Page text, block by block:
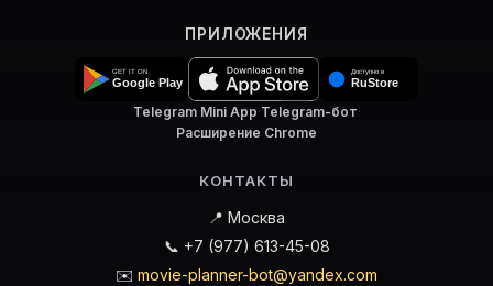
ПРИЛОЖЕНИЯ
Telegram Mini App·Telegram-бот·
Расширение Chrome
КОНТАКТЫ
📍 Москва
📞 +7 (977) 613-45-08
✉️ movie-planner-bot@yandex.com